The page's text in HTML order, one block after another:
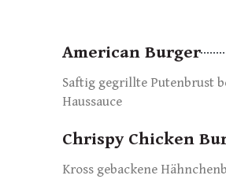
American Burger
Saftig gegrillte Putenbrust
Haussauce
Chrispy Chicken
Kross gebackene